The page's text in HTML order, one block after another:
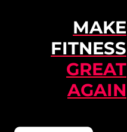
MAKE
FITNESS
GREAT
AGAIN